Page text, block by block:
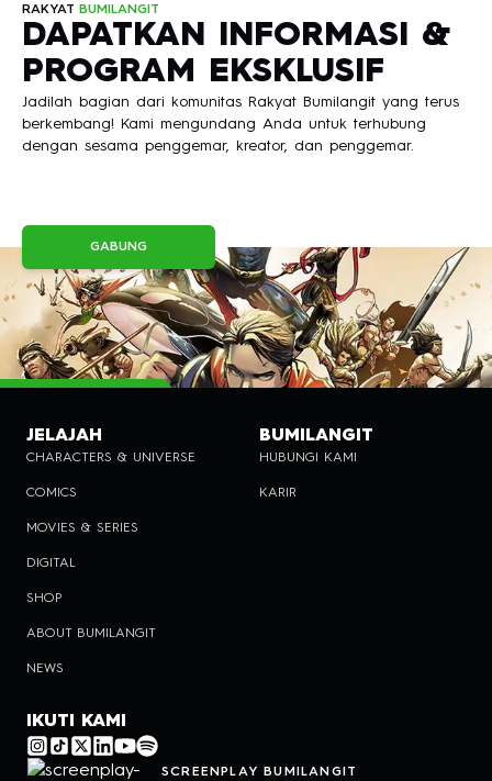
RAKYAT BUMILANGIT
DAPATKAN INFORMASI &
PROGRAM EKSKLUSIF
Jadilah bagian dari komunitas Rakyat Bumilangit yang terus
berkembang! Kami mengundang Anda untuk terhubung
dengan sesama penggemar, kreator, dan penggemar.
GABUNG
JELAJAH
CHARACTERS & UNIVERSE
COMICS
MOVIES & SERIES
DIGITAL
SHOP
ABOUT BUMILANGIT
NEWS
BUMILANGIT
HUBUNGI KAMI
KARIR
IKUTI KAMI
SCREENPLAY BUMILANGIT